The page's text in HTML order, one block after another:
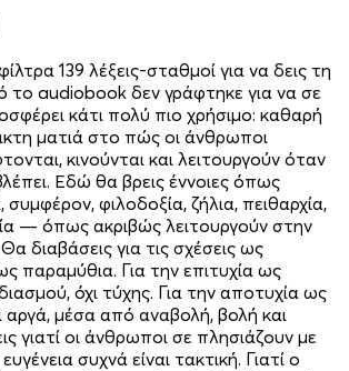
139 λέξεις-σταθμοί για να δεις τη
audiobook δεν γράφτηκε για να σε
κάτι πολύ πιο χρήσιμο: καθαρή
ματιά στο πώς οι άνθρωποι
κινούνται και λειτουργούν όταν
Εδώ θα βρεις έννοιες όπως
φιλοδοξία, ζήλια, πειθαρχία,
— όπως ακριβώς λειτουργούν στην
διαβάσεις για τις σχέσεις ως
παραμύθια. Για την επιτυχία ως
όχι τύχης. Για την αποτυχία ως
αργά, μέσα από αναβολή, βολή και
γιατί οι άνθρωποι σε πλησιάζουν με
συχνά είναι τακτική. Γιατί ο